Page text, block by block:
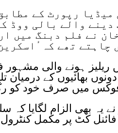
میڈیا رپورٹ کے
دینے والے بالی ووڈ
نے فلم دبنگ میں
چاہتے تھے کہ
میں ریلیز ہونے والی
بھائیوں کے درمیان
میں صرف خود کو
نے یہ بھی الزام لگایا
فائنل کٹ پر مکمل